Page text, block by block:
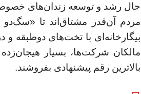
حال رشد و توسعه زندان‌های
مردم آن‌قدر مشتاق‌اند تا
بیگارخانه‌ای با تخت‌های دوطبقه و
مالکان شرکت‌ها، بسیار
بالاترین رقم پیشنهادی بفروشند.